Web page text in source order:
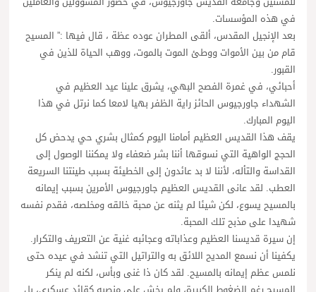
في هذه المؤسسات.
بعد الإنجيل المقدس، ألقى المطران عوده عظة ، قال فيها :” المسيح
قام من بين الأموات ووطئ الموت بالموت، ووهب الحياة للذين في
القبور.
أحبائي، في غمرة الفصح البهي، يشرق علينا عيد العظيم في
الشهداء جاورجيوس الحائز راية الظفر بهيا لامعا كما نرتل في هذا
اليوم المبارك.
يقف هذا القديس العظيم أمامنا اليوم كمثال بشري حي يدحض كل
الحجج الواهية التي نسوقها أننا بشر ضعفاء ولا يمكننا الوصول إلى
القداسة والتأله، لأننا لا بد عائدون إلى الخطيئة بسبب طينتنا السريعة
العطب. لقد عانى القديس العظيم جاورجيوس الأمرين بسبب إيمانه
بالمسيح يسوع، لكن شيئا لم يثنه عن محبة خالقه ومخلصه، فقدم نفسه
شهيدا على مذبح تلك المحبة.
إن سيرة قديسنا العظيم وعذاباته وعجائبه غنية عن التعريف والتكرار.
يكفينا أن نسمع المديح اللائق به والتراتيل التي تنشد في عيده حتى
نلمس عظم إيمانه بالمسيح. لقد كان ذا غنى وبأس، لكنه لم ينكر